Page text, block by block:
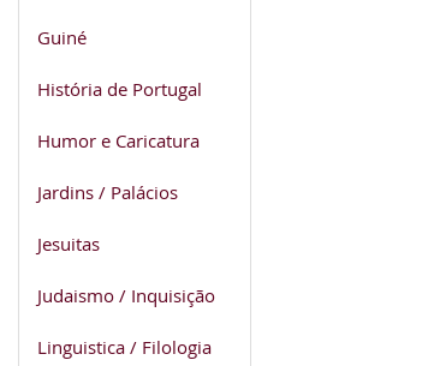
Guiné
História de Portugal
Humor e Caricatura
Jardins / Palácios
Jesuitas
Judaismo / Inquisição
Linguistica / Filologia